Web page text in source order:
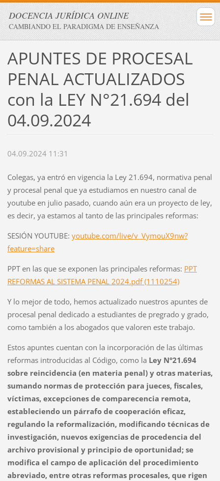
DOCENCIA JURÍDICA ONLINE
CAMBIANDO EL PARADIGMA DE ENSEÑANZA
APUNTES DE PROCESAL
PENAL ACTUALIZADOS
con la LEY N°21.694 del
04.09.2024
04.09.2024 11:31
Colegas, ya entró en vigencia la Ley 21.694, normativa penal
y procesal penal que ya estudiamos en nuestro canal de
youtube en julio pasado, cuando aún era un proyecto de ley,
es decir, ya estamos al tanto de las principales reformas:
SESIÓN YOUTUBE: youtube.com/live/v_VymouX9nw?
feature=share
PPT en las que se exponen las principales reformas: PPT
REFORMAS AL SISTEMA PENAL 2024.pdf (1110254)
Y lo mejor de todo, hemos actualizado nuestros apuntes de
procesal penal dedicado a estudiantes de pregrado y grado,
como también a los abogados que valoren este trabajo.
Estos apuntes cuentan con la incorporación de las últimas
reformas introducidas al Código, como la Ley N°21.694
sobre reincidencia (en materia penal) y otras materias,
sumando normas de protección para jueces, fiscales,
víctimas, excepciones de comparecencia remota,
estableciendo un párrafo de cooperación eficaz,
regulando la reformalización, modificando técnicas de
investigación, nuevos exigencias de procedencia del
archivo provisional y principio de oportunidad; se
modifica el campo de aplicación del procedimiento
abreviado, entre otras reformas procesales, que rigen